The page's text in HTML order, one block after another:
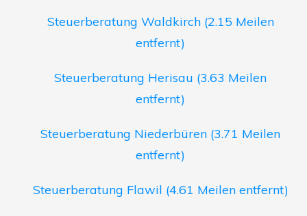
Steuerberatung Waldkirch (2.15 Meilen
entfernt)
Steuerberatung Herisau (3.63 Meilen
entfernt)
Steuerberatung Niederbüren (3.71 Meilen
entfernt)
Steuerberatung Flawil (4.61 Meilen entfernt)